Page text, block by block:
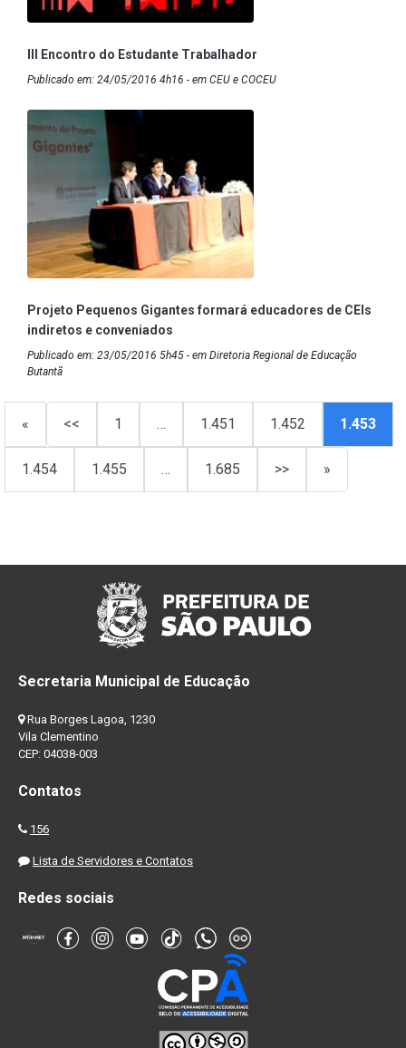
III Encontro do Estudante Trabalhador
Publicado em: 24/05/2016 4h16 - em CEU e COCEU
Projeto Pequenos Gigantes formará educadores de CEIs
indiretos e conveniados
Publicado em: 23/05/2016 5h45 - em Diretoria Regional de Educação
Butantã
« << 1 … 1.451 1.452 1.453
1.454 1.455 … 1.685 >> »
Secretaria Municipal de Educação
Rua Borges Lagoa, 1230
Vila Clementino
CEP: 04038-003
Contatos
156
Lista de Servidores e Contatos
Redes sociais